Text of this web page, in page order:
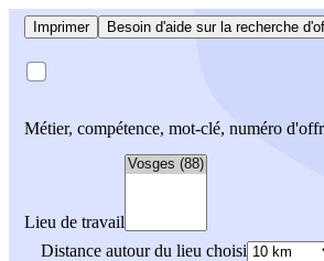
Imprimer Besoin d'aide sur la recherche
Métier, compétence, mot-clé, numéro
Lieu de travail
Distance autour du lieu choisi